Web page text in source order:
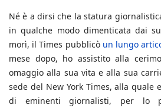
Né è a dirsi che la statura
in qualche modo dimenticata dai
morì, il Times pubblicòun lungo
mese dopo, ho assistito alla
omaggio alla sua vita e alla sua
sede del New York Times, alla quale
di eminenti giornalisti, per lo